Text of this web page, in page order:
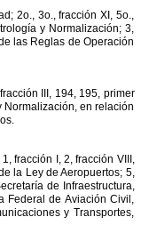
2o., 3o., fracción XI, 5o.,
y Normalización; 3,
las Reglas de Operación
fracción III, 194, 195, primer
Normalización, en relación
1, fracción I, 2, fracción VIII,
la Ley de Aeropuertos; 5,
de Infraestructura,
Federal de Aviación Civil,
y Transportes,